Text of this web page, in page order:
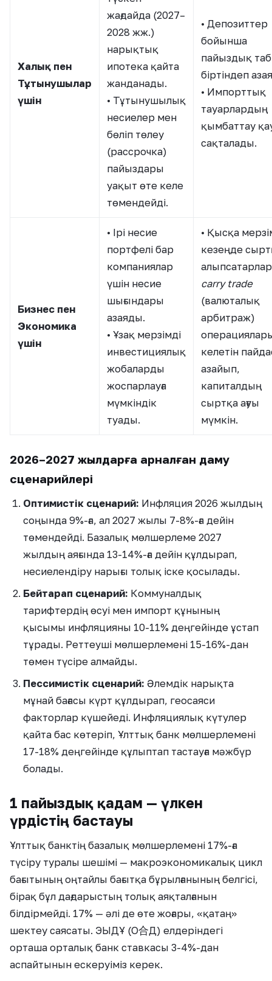
Халық пен
Тұтынушылар
үшін
жағдайда (2027–
2028 жж.)
нарықтық
ипотека қайта
жанданады.
• Тұтынушылық
несиелер мен
бөліп төлеу
(рассрочка)
пайыздары
уақыт өте келе
төмендейді.
• Депозиттер
бойынша
пайыздық
біртіндеп
• Импорттық
тауарлардың
қымбаттау
сақталады.
Бизнес пен
Экономика
үшін
• Ірі несие
портфелі бар
компаниялар
үшін несие
шығындары
азаяды.
• Ұзақ мерзімді
инвестициялық
жобаларды
жоспарлауға
мүмкіндік
туады.
• Қысқа
кезеңде
carry trade
(валюталық
арбитраж)
келетін
азайып,
капиталдың
сыртқа ағуы
мүмкін.
2026–2027 жылдарға арналған даму
сценарийлері
Оптимистік сценарий: Инфляция 2026 жылдың
соңында 9%-ға, ал 2027 жылы 7-8%-ға дейін
төмендейді. Базалық мөлшерлеме 2027
жылдың аяғында 13-14%-ға дейін құлдырап,
несиелендіру нарығы толық іске қосылады.
Бейтарап сценарий: Коммуналдық
тарифтердің өсуі мен импорт құнының
қысымы инфляцияны 10-11% деңгейінде ұстап
тұрады. Реттеуші мөлшерлемені 15-16%-дан
төмен түсіре алмайды.
Пессимистік сценарий: Әлемдік нарықта
мұнай бағасы күрт құлдырап, геосаяси
факторлар күшейеді. Инфляциялық күтулер
қайта бас көтеріп, Ұлттық банк мөлшерлемені
17-18% деңгейінде құлыптап тастауға мәжбүр
болады.
1 пайыздық қадам — үлкен
үрдістің бастауы
Ұлттық банктің базалық мөлшерлемені 17%-ға
түсіру туралы шешімі — макроэкономикалық цикл
бағытының оңтайлы бағытқа бұрылғанының белгісі,
бірақ бұл дағдарыстың толық аяқталғанын
білдірмейді. 17% — әлі де өте жоғары, «қатаң»
шектеу саясаты. ЭЫДҰ (О合Д) елдеріндегі
орташа орталық банк ставкасы 3-4%-дан
аспайтынын ескеруіміз керек.